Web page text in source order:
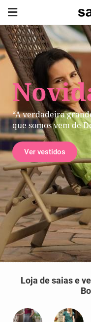
“A verdadeira
que somos vem de
Ver vestidos
Loja de saias e